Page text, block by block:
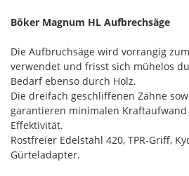
Böker Magnum HL Aufbrechsäge
Die Aufbruchsäge wird vorrangig
verwendet und frisst sich mühelos
Bedarf ebenso durch Holz.
Die dreifach geschliffenen Zähne
garantieren minimalen
Effektivität.
Rostfreier Edelstahl 420, TPR-Griff,
Gürteladapter.